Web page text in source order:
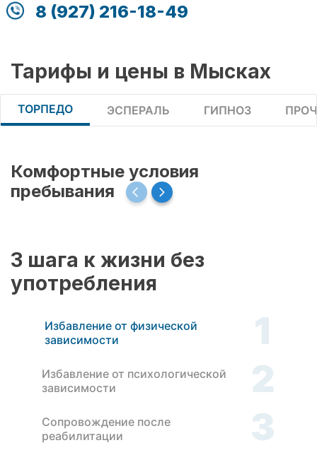
8 (927) 216-18-49
Тарифы и цены в Мысках
ТОРПЕДО ЭСПЕРАЛЬ ГИПНОЗ
Комфортные условия
пребывания
3 шага к жизни без
употребления
Избавление от физической
зависимости
1
Избавление от психологической
зависимости
2
Сопровождение после
реабилитации
3